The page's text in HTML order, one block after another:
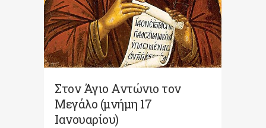
Στον Άγιο Αντώνιο τον
Μεγάλο (μνήμη 17
Ιανουαρίου)